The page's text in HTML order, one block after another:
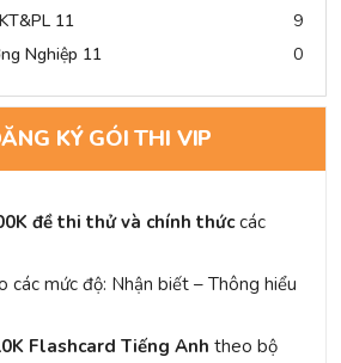
11
9
Nghiệp 11
0
KÝ GÓI THI VIP
đề thi thử và chính thứccác
các mức độ: Nhận biết – Thông hiểu
Flashcard Tiếng Anh theo bộ